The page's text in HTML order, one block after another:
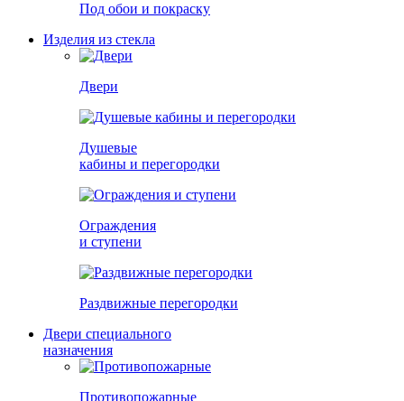
Под обои и покраску
Изделия из стекла
Двери
Душевые
кабины и перегородки
Ограждения
и ступени
Раздвижные перегородки
Двери специального
назначения
Противопожарные